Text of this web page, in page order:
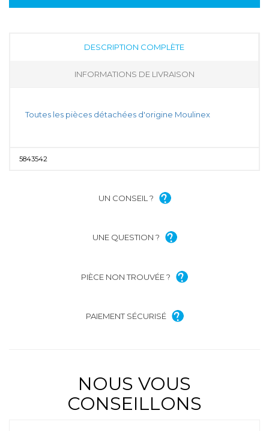
DESCRIPTION COMPLÈTE
INFORMATIONS DE LIVRAISON
Toutes les pièces détachées d'origine Moulinex
5843542
UN CONSEIL ?
UNE QUESTION ?
PIÈCE NON TROUVÉE ?
PAIEMENT SÉCURISÉ
NOUS VOUS
CONSEILLONS